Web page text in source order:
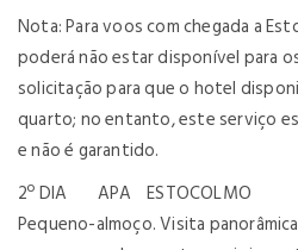
Nota: Para voos com chegada a
poderá não estar disponível para
solicitação para que o hotel
quarto; no entanto, este serviço
e não é garantido.
2º DIA APA ESTOCOLMO
Pequeno-almoço. Visita